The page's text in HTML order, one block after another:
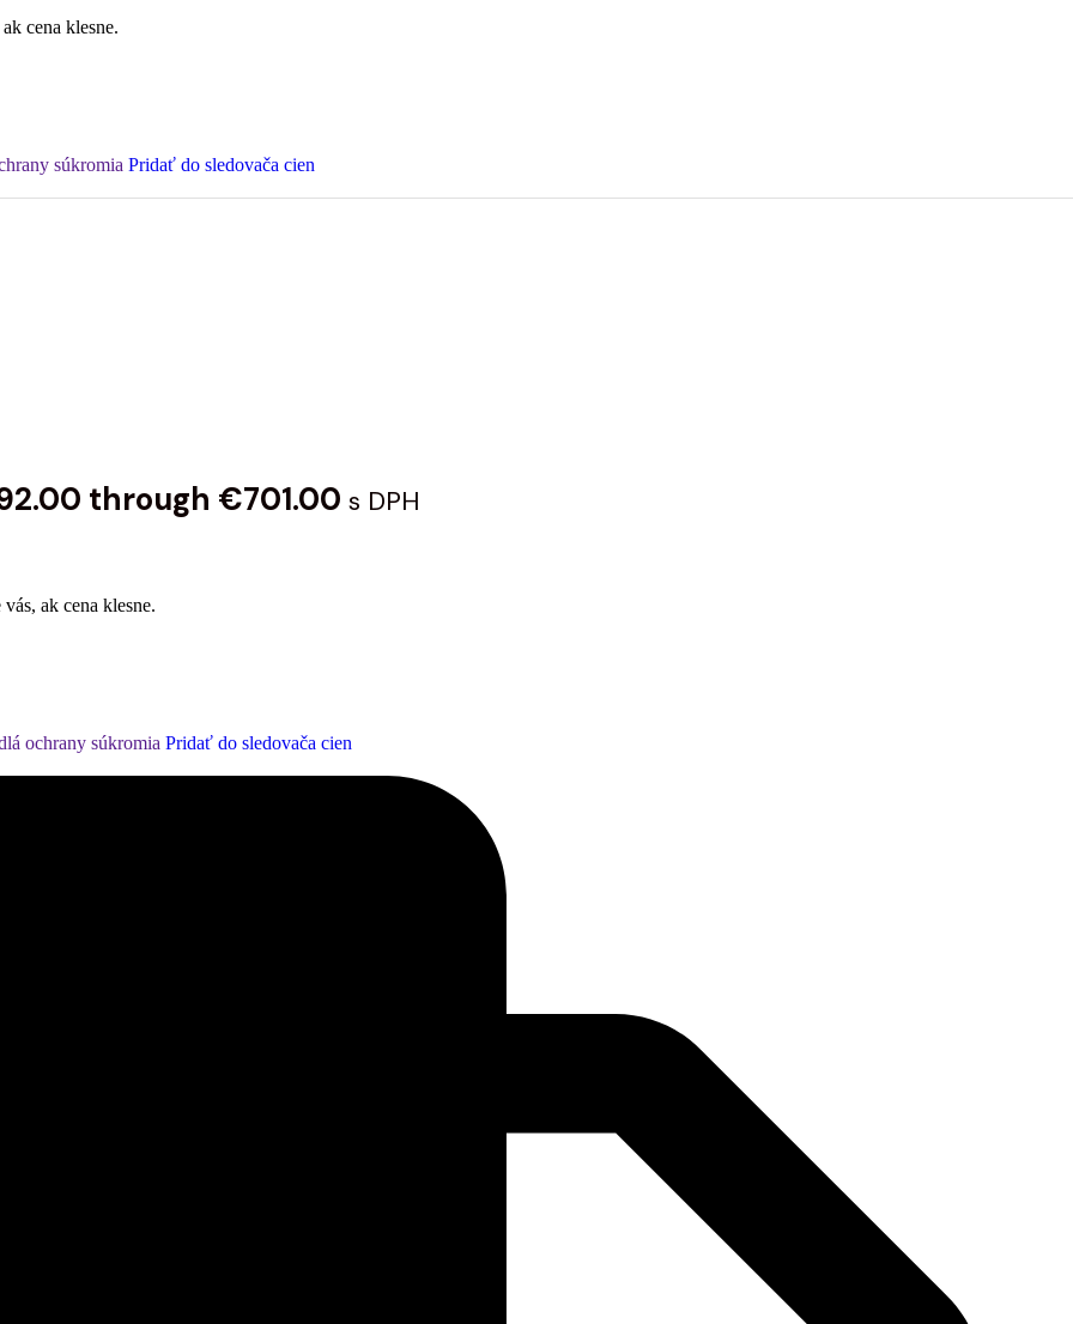
cena klesne.
súkromia Pridať do sledovača cien
through €701.00 s DPH
ak cena klesne.
ochrany súkromia Pridať do sledovača cien